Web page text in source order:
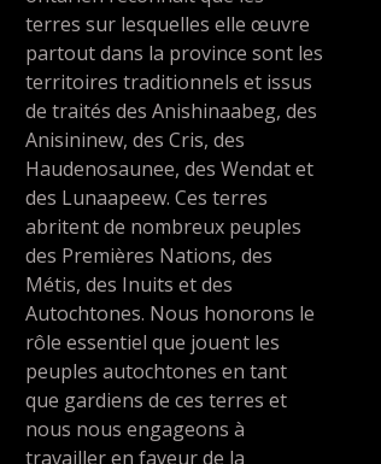
terres sur lesquelles elle œuvre
partout dans la province sont les
territoires traditionnels et issus
de traités des Anishinaabeg, des
Anisininew, des Cris, des
Haudenosaunee, des Wendat et
des Lunaapeew. Ces terres
abritent de nombreux peuples
des Premières Nations, des
Métis, des Inuits et des
Autochtones. Nous honorons le
rôle essentiel que jouent les
peuples autochtones en tant
que gardiens de ces terres et
nous nous engageons à
travailler en faveur de la